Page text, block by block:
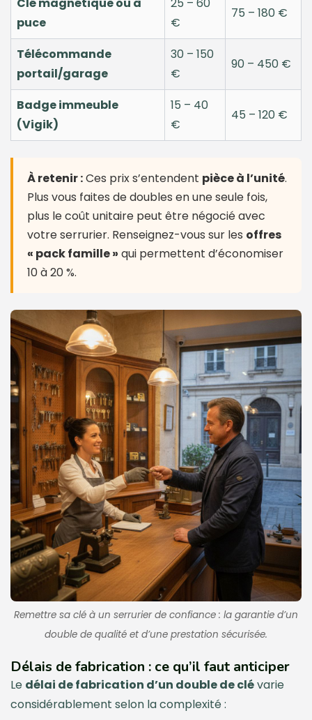
puce
€
75 – 180 €
Télécommande
portail/garage
30 – 150
€
90 – 450 €
Badge immeuble
(Vigik)
15 – 40
€
45 – 120 €
À retenir :Ces prix s’entendent pièce à l’unité.
Plus vous faites de doubles en une seule fois,
plus le coût unitaire peut être négocié avec
votre serrurier. Renseignez-vous sur les offres
« pack famille » qui permettent d’économiser
10 à 20 %.
Remettre sa clé à un serrurier de confiance : la garantie d’un
double de qualité et d’une prestation sécurisée.
Délais de fabrication : ce qu’il faut anticiper
Le délai de fabrication d’un double de clévarie
considérablement selon la complexité :